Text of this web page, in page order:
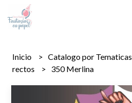
Inicio Catalogo por Tematicas
rectos
350 Merlina